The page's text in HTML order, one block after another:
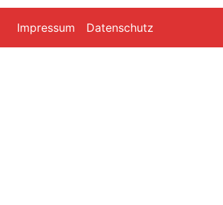
Impressum Datenschutz